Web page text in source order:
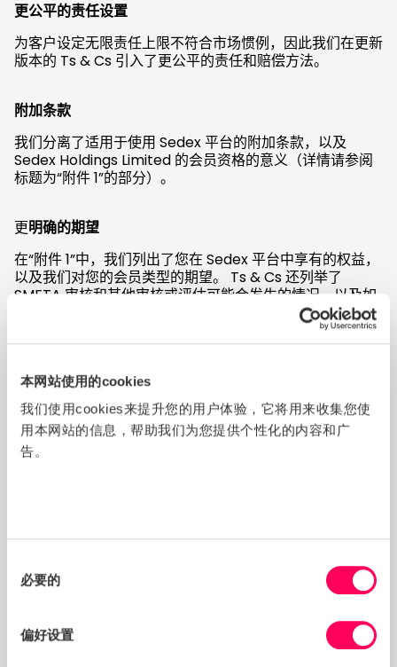
本网站使用的cookies
我们使用cookies来提升您的用户体验，它将用来收集您使
用本网站的信息，帮助我们为您提供个性化的内容和广
告。
必要的
偏好设置
更公平的责任设置
为客户设定无限责任上限不符合市场惯例，因此我们在更新
版本的 Ts & Cs 引入了更公平的责任和赔偿方法。
附加条款
我们分离了适用于使用 Sedex 平台的附加条款，以及
Sedex Holdings Limited 的会员资格的意义（详情请参阅
标题为“附件 1”的部分）。
更明确的期望
在“附件 1”中，我们列出了您在 Sedex 平台中享有的权益，
以及我们对您的会员类型的期望。 Ts & Cs 还列举了
SMETA 审核和其他审核或评估可能会发生的情况，以及如
查看条款与条件的草拟更新
哪些保持不变
变得更好！
您如何联系 Sedex 并付款
向 Sedex 付款的选项也保持不变， 在 Sedex 平台上付款